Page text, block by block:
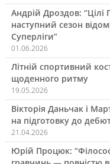
Андрій Дроздов:
наступний сезон
Суперліги”
01.06.2026
Літній спортивний
щоденного ритму
19.05.2026
Вікторія Даньчак і
на підготовку до
21.04.2026
Юрій Процюк: